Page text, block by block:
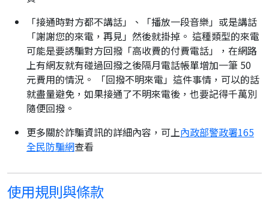
「接通時對方都不講話」、「播放一段音樂」或是講話
「謝謝您的來電，再見」然後就掛掉。 這種類型的來電
可能是要誘騙對方回撥「高收費的付費電話」，在網路
上有網友就有碰過回撥之後隔月電話帳單增加一筆 50
元費用的情況。 「回撥不明來電」這件事情，可以的話
就盡量避免，如果接通了不明來電後，也要記得千萬別
隨便回撥。
更多關於詐騙資訊的詳細內容，可上內政部警政署165
全民防騙網查看
使用規則與條款